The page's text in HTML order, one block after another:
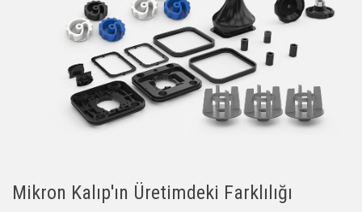
Mikron Kalıp'ın Üretimdeki Farklılığı